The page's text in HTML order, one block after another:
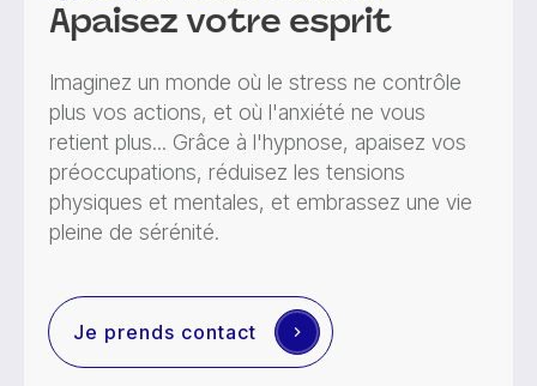
Apaisez votre esprit
Imaginez un monde où le stress ne contrôle
plus vos actions, et où l'anxiété ne vous
retient plus... Grâce à l'hypnose, apaisez vos
préoccupations, réduisez les tensions
physiques et mentales, et embrassez une vie
pleine de sérénité.
Je prends contact